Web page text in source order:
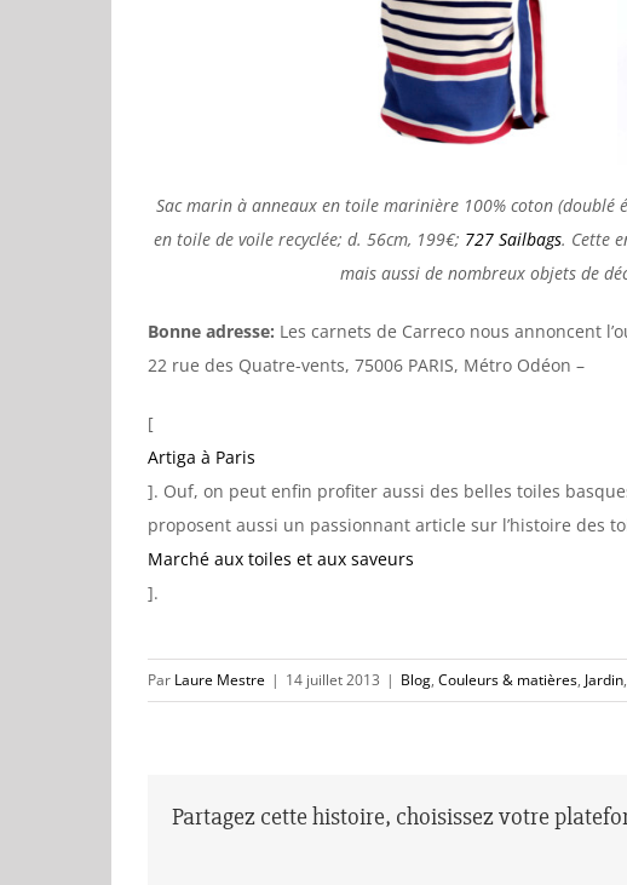
Sac marin à anneaux en toile marinière 100% coton (doublé
en toile de voile recyclée; d. 56cm, 199€; 727 Sailbags. Cette
mais aussi de nombreux objets de
Bonne adresse: Les carnets de Carreco nous annoncent
22 rue des Quatre-vents, 75006 PARIS, Métro Odéon –
[
Artiga à Paris
]. Ouf, on peut enfin profiter aussi des belles toiles
proposent aussi un passionnant article sur l’histoire des
Marché aux toiles et aux saveurs
].
Par Laure Mestre | 14 juillet 2013 | Blog, Couleurs & matières, Jardin,
Partagez cette histoire, choisissez votre